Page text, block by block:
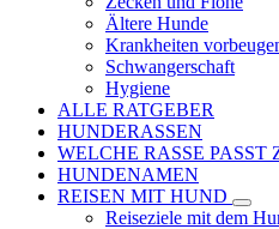
Ältere Hunde
Krankheiten
Schwangerschaft
Hygiene
ALLE RATGEBER
HUNDERASSEN
WELCHE RASSE PASST
HUNDENAMEN
REISEN MIT HUND
Reiseziele mit dem